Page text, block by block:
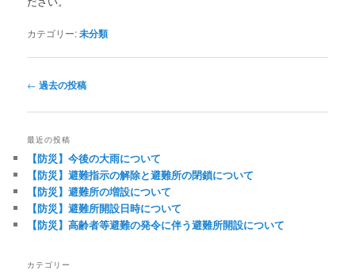
カテゴリー:未分類
投
ナ
ビ
ゲ
ー
シ
ョ
ン
← 過去の投稿
最近の投稿
【防災】今後の大雨について
【防災】避難指示の解除と避難所の閉鎖について
【防災】避難所の増設について
【防災】避難所開設日時について
【防災】高齢者等避難の発令に伴う避難所開設について
カテゴリー